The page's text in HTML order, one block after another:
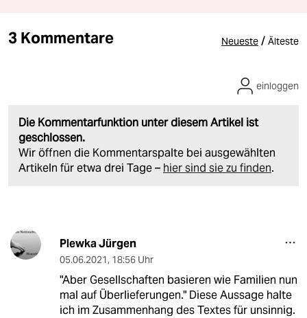
3 Kommentare Neueste / Älteste
Die Kommentarfunktion unter diesem Artikel ist
geschlossen.
Wir öffnen die Kommentarspalte bei ausgewählten
Artikeln für etwa drei Tage – hier sind sie zu finden.
einloggen
Plewka Jürgen
05.06.2021, 18:56 Uhr
"Aber Gesellschaften basieren wie Familien nun
mal auf Überlieferungen." Diese Aussage halte
ich im Zusammenhang des Textes für unsinnig.